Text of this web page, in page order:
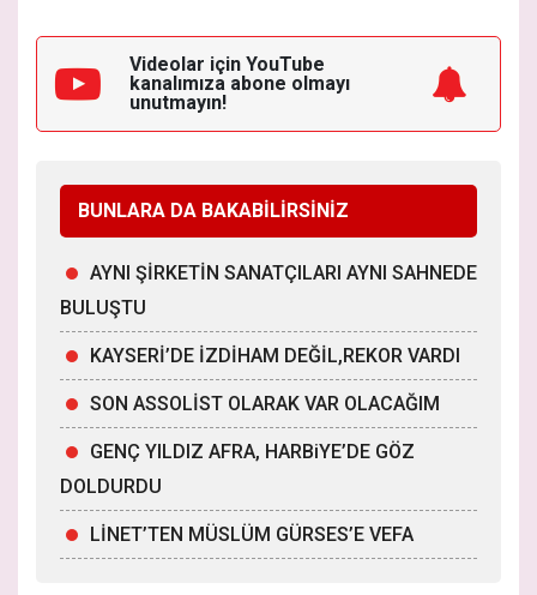
Videolar için YouTube
kanalımıza abone olmayı
unutmayın!
BUNLARA DA BAKABİLİRSİNİZ
AYNI ŞİRKETİN SANATÇILARI AYNI SAHNEDE
BULUŞTU
KAYSERİ’DE İZDİHAM DEĞİL,REKOR VARDI
SON ASSOLİST OLARAK VAR OLACAĞIM
GENÇ YILDIZ AFRA, HARBiYE’DE GÖZ
DOLDURDU
LİNET’TEN MÜSLÜM GÜRSES’E VEFA